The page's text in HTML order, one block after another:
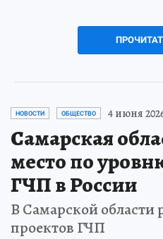
НОВОСТИ ОБЩЕСТВО 4 июня
Самарская
место по
ГЧП в России
В Самарской области
проектов ГЧП